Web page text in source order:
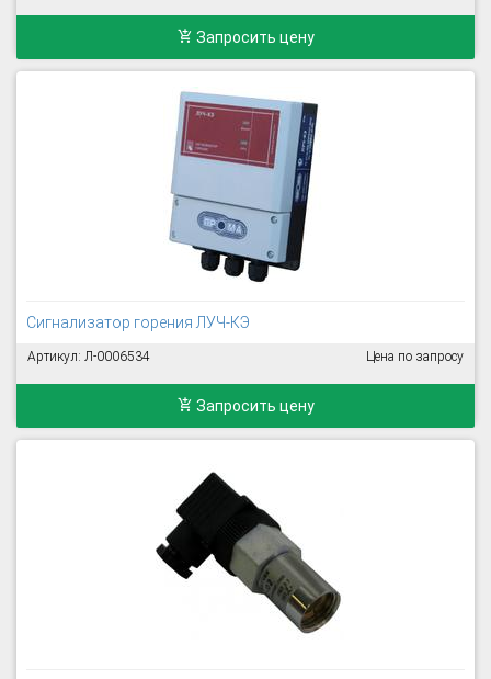
Запросить цену
Сигнализатор горения ЛУЧ-КЭ
Артикул: Л-0006534 Цена по запросу
Запросить цену